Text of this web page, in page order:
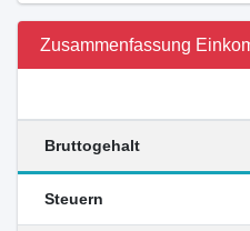
Zusammenfassung
Bruttogehalt
Steuern